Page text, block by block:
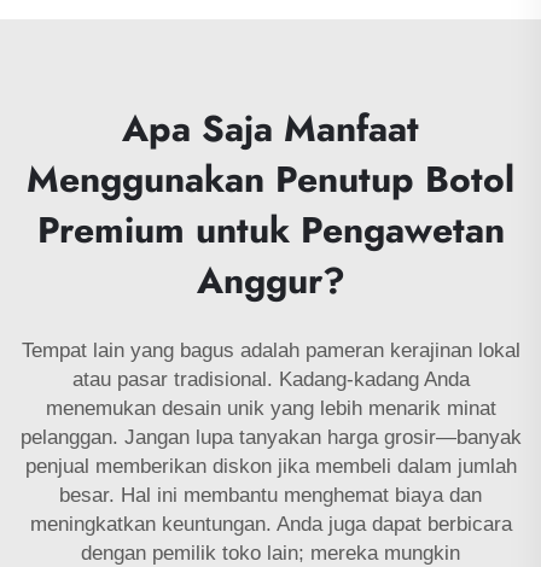
Apa Saja Manfaat
Menggunakan Penutup Botol
Premium untuk Pengawetan
Anggur?
Tempat lain yang bagus adalah pameran kerajinan lokal
atau pasar tradisional. Kadang-kadang Anda
menemukan desain unik yang lebih menarik minat
pelanggan. Jangan lupa tanyakan harga grosir—banyak
penjual memberikan diskon jika membeli dalam jumlah
besar. Hal ini membantu menghemat biaya dan
meningkatkan keuntungan. Anda juga dapat berbicara
dengan pemilik toko lain; mereka mungkin